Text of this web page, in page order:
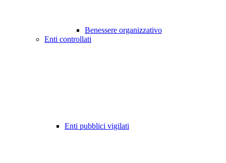
Benessere organizzativo
Enti controllati
Enti pubblici vigilati